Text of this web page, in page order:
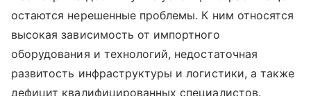
остаются нерешенные проблемы. К ним относятся
высокая зависимость от импортного
оборудования и технологий, недостаточная
развитость инфраструктуры и логистики, а также
дефицит квалифицированных специалистов.